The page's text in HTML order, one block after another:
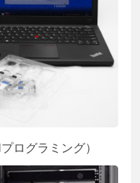
ログラミング）